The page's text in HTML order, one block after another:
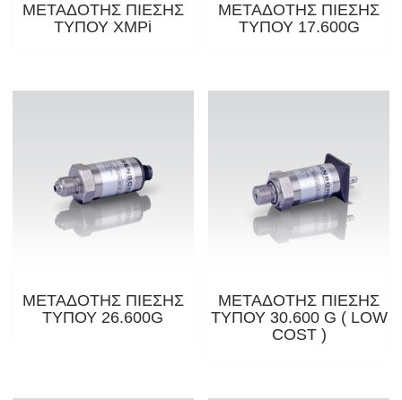
ΜΕΤΑΔΟΤΗΣ ΠΙΕΣΗΣ
ΤΥΠΟΥ XMPi
ΜΕΤΑΔΟΤΗΣ ΠΙΕΣΗΣ
ΤΥΠΟΥ 17.600G
ΜΕΤΑΔΟΤΗΣ ΠΙΕΣΗΣ
ΤΥΠΟΥ 26.600G
ΜΕΤΑΔΟΤΗΣ ΠΙΕΣΗΣ
ΤΥΠΟΥ 30.600 G ( LOW
COST )